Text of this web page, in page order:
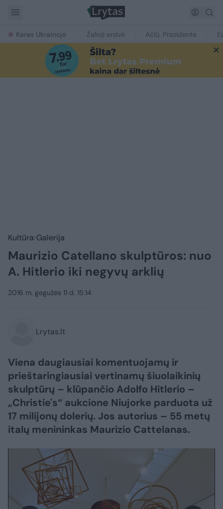
Karas Ukrainoje Žalioji erdvė Ačiū, Prezidente
Kultūra Galerija
Maurizio Catellano skulptūros: nuo
A. Hitlerio iki negyvų arklių
2016 m. gegužės 11 d. 15:14
Lrytas.lt
Viena daugiausiai komentuojamų ir
prieštaringiausiai vertinamų šiuolaikinių
skulptūrų – klūpančio Adolfo Hitlerio –
„Christie's“ aukcione Niujorke parduota už
17 milijonų dolerių. Jos autorius – 55 metų
italų menininkas Maurizio Cattelanas.